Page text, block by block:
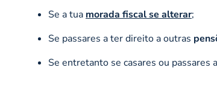
Se a tua morada fiscal se alterar;
Se passares a ter direito a outras
Se entretanto se casares ou passares